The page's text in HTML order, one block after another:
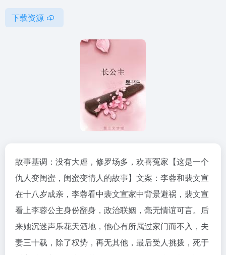
下载资源
故事基调：没有大虐，修罗场多，欢喜冤家【这是一个
仇人变闺蜜，闺蜜变情人的故事】文案：李蓉和裴文宣
在十八岁成亲，李蓉看中裴文宣家中背景避祸，裴文宣
看上李蓉公主身份翻身，政治联姻，毫无情谊可言。后
来她沉迷声乐花天酒地，他心有所属过家门而不入，夫
妻三十载，除了权势，再无其他，最后受人挑拨，死于